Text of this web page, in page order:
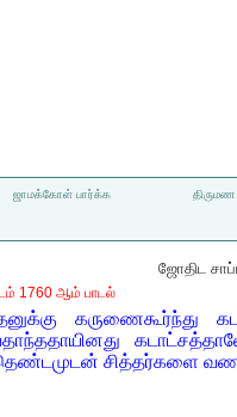
ஜாமக்கோள் பார்க்க
ஜோதிட
1760 ஆம் பாடல்
கருணைகூர்ந்து
சித்தர்களை